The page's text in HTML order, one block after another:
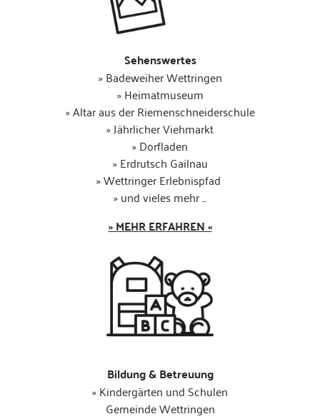
Sehenswertes
» Badeweiher Wettringen
» Heimatmuseum
» Altar aus der Riemenschneiderschule
» Jährlicher Viehmarkt
» Dorfladen
» Erdrutsch Gailnau
» Wettringer Erlebnispfad
» und vieles mehr ...
» MEHR ERFAHREN «
Bildung & Betreuung
» Kindergärten und Schulen
Gemeinde Wettringen